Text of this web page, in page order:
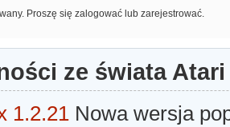
Proszę się zalogować lub zarejestrować.
ze świata Atari
1.2.21 Nowa wersja